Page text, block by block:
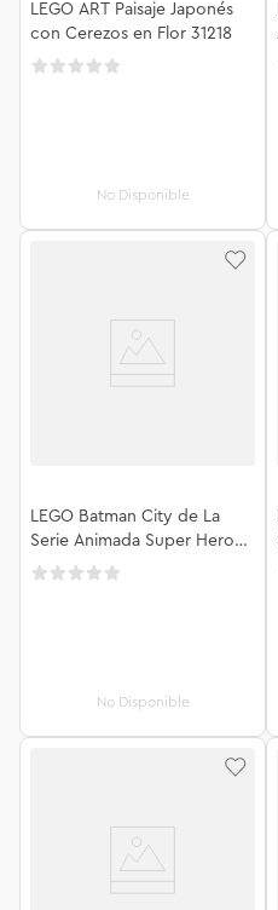
LEGO ART Paisaje Japonés
con Cerezos en Flor 31218
LEGO Batman City de La
Serie Animada Super Heroes
76271